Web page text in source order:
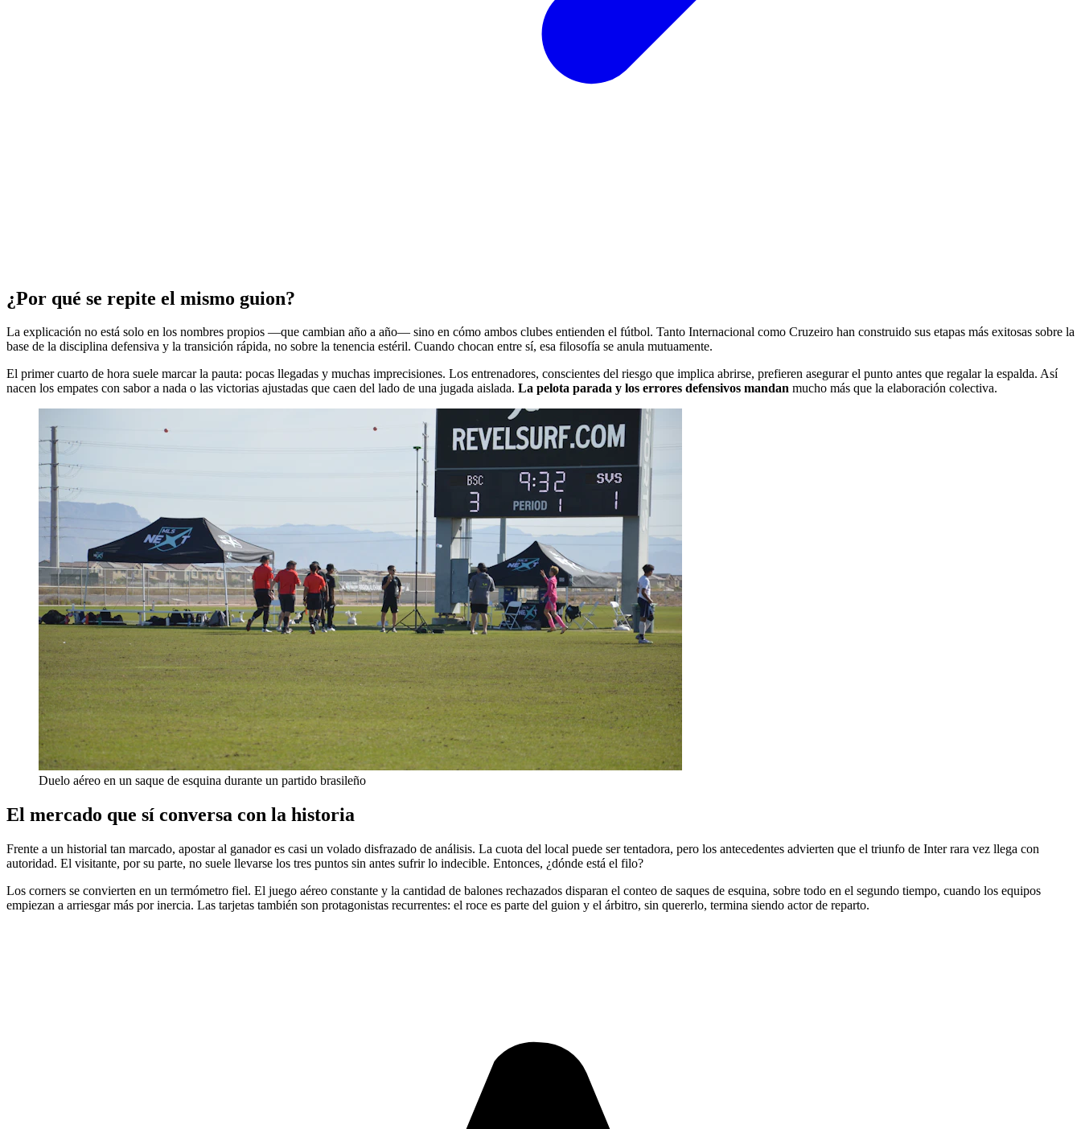
¿Por qué se repite el mismo guion?
La explicación no está solo en los nombres propios —que cambian año a año— sino en cómo ambos clubes entienden el fútbol. Tanto Internacional como Cruzeiro han construido sus etapas más exitosas sobre la
base de la disciplina defensiva y la transición rápida, no sobre la tenencia estéril. Cuando chocan entre sí, esa filosofía se anula mutuamente.
El primer cuarto de hora suele marcar la pauta: pocas llegadas y muchas imprecisiones. Los entrenadores, conscientes del riesgo que implica abrirse, prefieren asegurar el punto antes que regalar la espalda. Así
nacen los empates con sabor a nada o las victorias ajustadas que caen del lado de una jugada aislada. La pelota parada y los errores defensivos mandan mucho más que la elaboración colectiva.
Duelo aéreo en un saque de esquina durante un partido brasileño
El mercado que sí conversa con la historia
Frente a un historial tan marcado, apostar al ganador es casi un volado disfrazado de análisis. La cuota del local puede ser tentadora, pero los antecedentes advierten que el triunfo de Inter rara vez llega con
autoridad. El visitante, por su parte, no suele llevarse los tres puntos sin antes sufrir lo indecible. Entonces, ¿dónde está el filo?
Los corners se convierten en un termómetro fiel. El juego aéreo constante y la cantidad de balones rechazados disparan el conteo de saques de esquina, sobre todo en el segundo tiempo, cuando los equipos
empiezan a arriesgar más por inercia. Las tarjetas también son protagonistas recurrentes: el roce es parte del guion y el árbitro, sin quererlo, termina siendo actor de reparto.